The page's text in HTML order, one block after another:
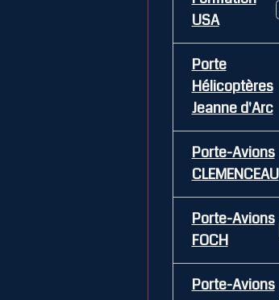
USA
Porte
Hélicoptères
Jeanne d'Arc
Porte-Avions
CLEMENCEAU
Porte-Avions
FOCH
Porte-Avions